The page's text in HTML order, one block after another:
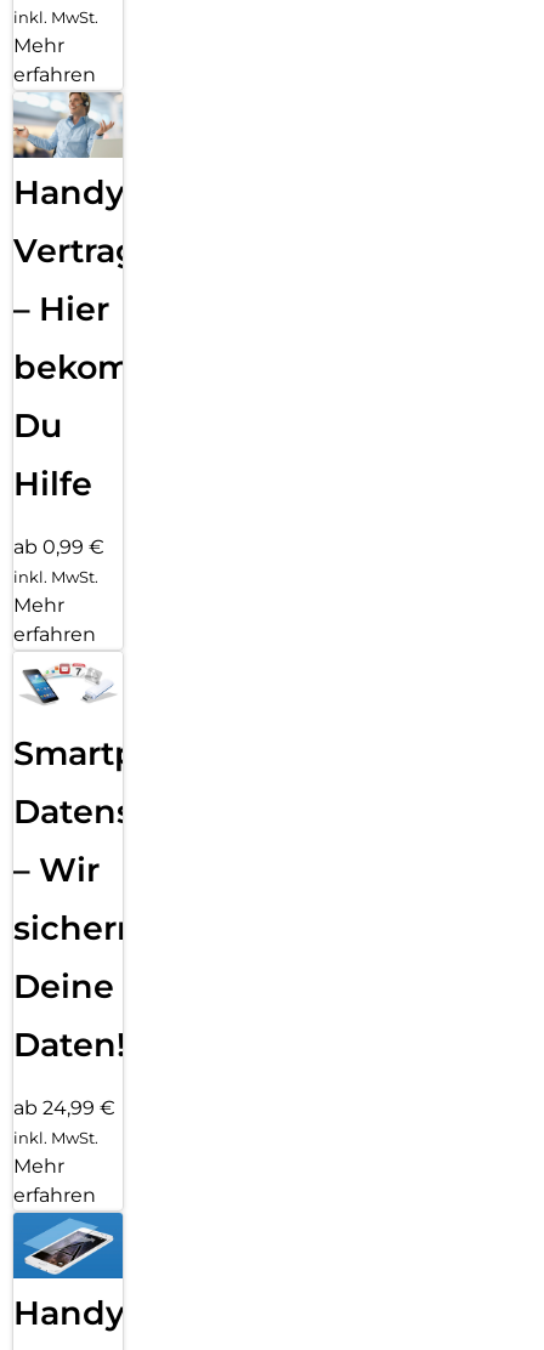
inkl. MwSt.
Mehr
erfahren
Handy
Vertragsabwicklung
– Hier
bekommst
Du
Hilfe
ab 0,99 €
inkl. MwSt.
Mehr
erfahren
Smartphone
Datensicherung
– Wir
sichern
Deine
Daten!
ab 24,99 €
inkl. MwSt.
Mehr
erfahren
Handy